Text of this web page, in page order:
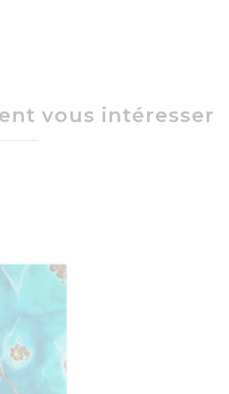
vous intéresser